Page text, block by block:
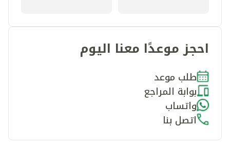
احجز موعدًا معنا اليوم
طلب موعد
بوابة المراجع
واتساب
اتصل بنا